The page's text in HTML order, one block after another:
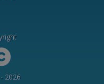
2026